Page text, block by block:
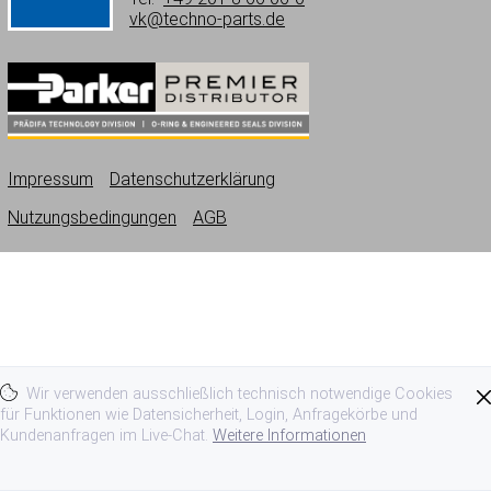
Wir verwenden ausschließlich technisch notwendige Cookies
für Funktionen wie Datensicherheit, Login, Anfragekörbe und
Kundenanfragen im Live-Chat. Weitere Informationen
vk@techno-parts.de
Impressum
Datenschutzerklärung
Nutzungsbedingungen
AGB